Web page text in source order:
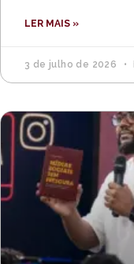
LER MAIS »
3 de julho de 2026